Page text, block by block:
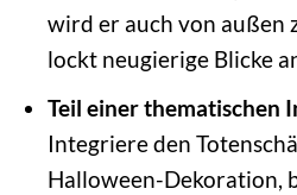
wird er auch von außen
lockt neugierige Blicke
Teil einer thematischen
Integriere den
Halloween-Dekoration,